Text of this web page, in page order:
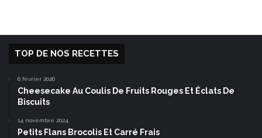
TOP DE NOS RECETTES
6 février 2026
Cheesecake Au Coulis De Fruits Rouges Et Éclats De
Biscuits
14 novembre 2024
Petits Flans Brocolis Et Carré Frais